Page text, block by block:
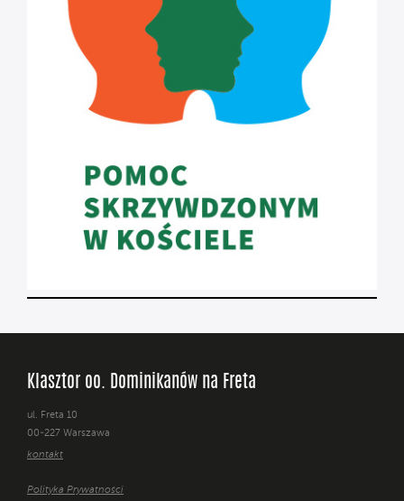
Klasztor oo. Dominikanów na Freta
ul. Freta 10
00-227 Warszawa
kontakt
Polityka Prywatności